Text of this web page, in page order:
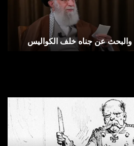
والبحث عن جناه خلف الکوالیس